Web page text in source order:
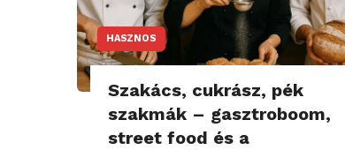
HASZNOS
Szakács, cukrász, pék
szakmák – gasztroboom,
street food és a